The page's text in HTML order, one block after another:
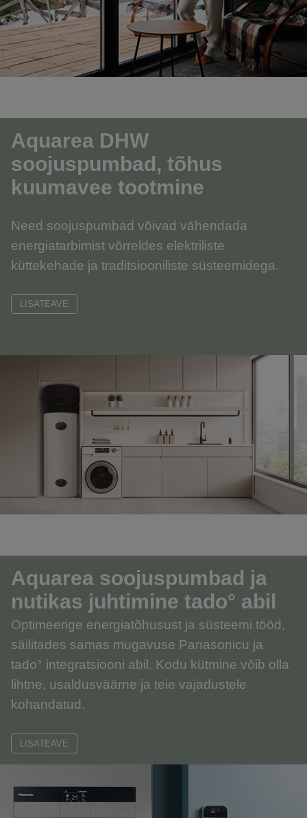
Aquarea DHW
soojuspumbad, tõhus
kuumavee tootmine
Need soojuspumbad võivad vähendada
energiatarbimist võrreldes elektriliste
küttekehade ja traditsiooniliste süsteemidega.
LISATEAVE
Aquarea soojuspumbad ja
nutikas juhtimine tado° abil
Optimeerige energiatõhusust ja süsteemi tööd,
säilitades samas mugavuse Panasonicu ja
tado° integratsiooni abil. Kodu kütmine võib olla
lihtne, usaldusväärne ja teie vajadustele
kohandatud.
LISATEAVE